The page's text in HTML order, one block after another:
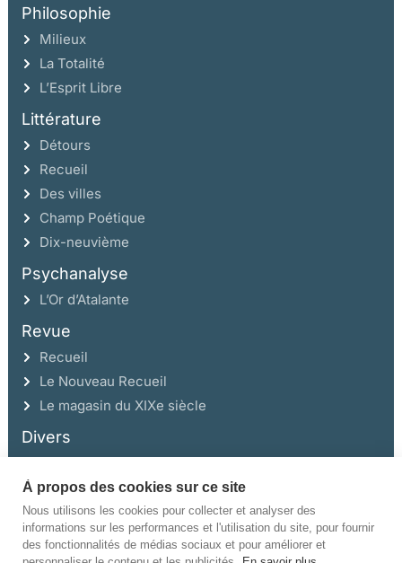
Philosophie
Milieux
La Totalité
L’Esprit Libre
Littérature
Détours
Recueil
Des villes
Champ Poétique
Dix-neuvième
Psychanalyse
L’Or d’Atalante
Revue
Recueil
Le Nouveau Recueil
Le magasin du XIXe siècle
Divers
Ce site a été réalisé avec l’aide de la Région Auvergne Rhône-Alpes et de la
Drac Rhône-Alpes.
À propos des cookies sur ce site
Nous utilisons les cookies pour collecter et analyser des
informations sur les performances et l'utilisation du site, pour fournir
des fonctionnalités de médias sociaux et pour améliorer et